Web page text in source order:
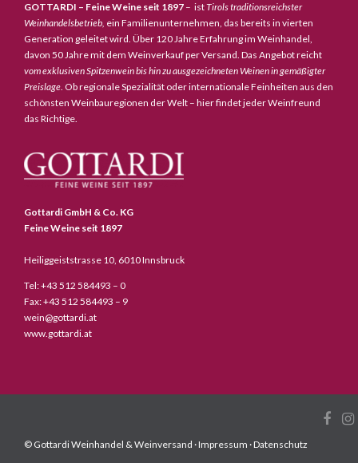
GOTTARDI – Feine Weine seit 1897 – istTirols traditionsreichster
Weinhandelsbetrieb, ein Familienunternehmen, das bereits in vierten
Generation geleitet wird. Über 120 Jahre Erfahrung im Weinhandel,
davon 50 Jahre mit dem Weinverkauf per Versand. Das Angebot reicht
vom exklusiven Spitzenwein bis hin zu ausgezeichneten Weinen in gemäßigter
Preislage. Ob regionale Spezialität oder internationale Feinheiten aus den
schönsten Weinbauregionen der Welt – hier findet jeder Weinfreund
das Richtige.
Gottardi GmbH & Co. KG
Feine Weine seit 1897
Heiliggeiststrasse 10, 6010 Innsbruck
Tel: +43 512 584493 – 0
Fax: +43 512 584493 – 9
wein@gottardi.at
www.gottardi.at
© Gottardi Weinhandel & Weinversand ·Impressum ·Datenschutz